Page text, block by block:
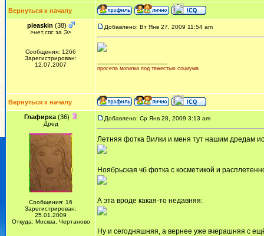
Вернуться к началу
pleaskin (38)
>нет,спс за Э>
Сообщения: 1266
Зарегистрирован:
12.07.2007
Добавлено: Вт Янв 27, 2009 11:54 am
просела могилка под тяжестью социума
Вернуться к началу
Глафирка(36)
Дред
Сообщения: 16
Зарегистрирован:
25.01.2009
Откуда: Москва, Чертаново
Добавлено: Ср Янв 28, 2009 3:13 am
Летняя фотка Вилки и меня тут нашим дредам
Ноябрьская чб фотка с косметикой и
А эта вроде какая-то недавняя:
Ну и сегодняшняя, а вернее уже вчерашняя с